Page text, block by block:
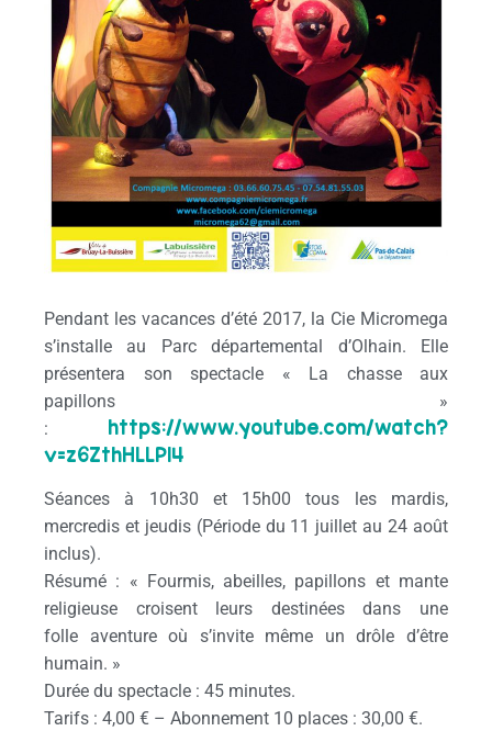
Pendant les vacances d’été 2017, la Cie Micromega
s’installe au Parc départemental d’Olhain. Elle
présentera son spectacle « La chasse aux
papillons »
: https://www.youtube.com/watch?
v=z6ZthHLLPl4
Séances à 10h30 et 15h00 tous les mardis,
mercredis et jeudis (Période du 11 juillet au 24 août
inclus).
Résumé : « Fourmis, abeilles, papillons et mante
religieuse croisent leurs destinées dans une
folle aventure où s’invite même un drôle d’être
humain. »
Durée du spectacle : 45 minutes.
Tarifs : 4,00 € – Abonnement 10 places : 30,00 €.